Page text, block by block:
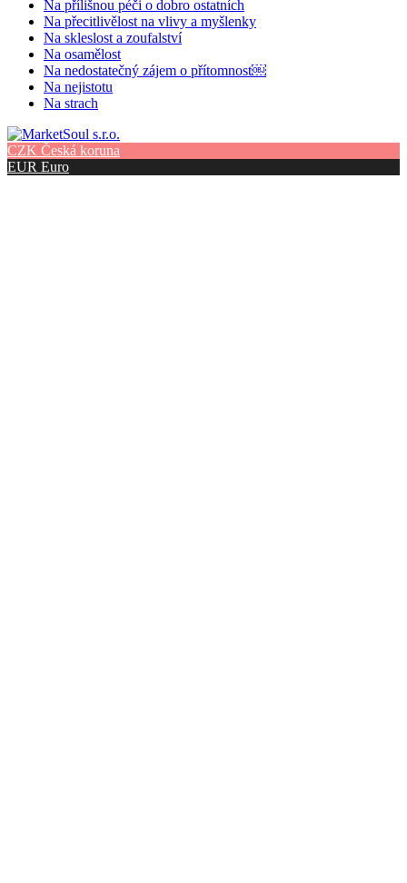
Na přílišnou péči o dobro ostatních
Na přecitlivělost na vlivy a myšlenky
Na skleslost a zoufalství
Na osamělost
Na nedostatečný zájem o přítomnost￼
Na nejistotu
Na strach
CZK Česká koruna
EUR Euro